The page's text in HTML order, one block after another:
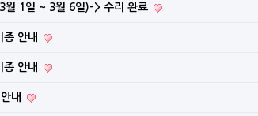
월 1일 ~ 3월 6일)-> 수리 완료
안내
안내
내